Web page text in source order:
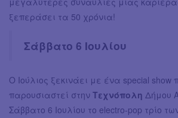
ξεπεράσει τα 50 χρόνια!
Σάββατο 6 Ιουλίου
Ο Ιούλιος ξεκινάει με ένα special show
παρουσιαστεί στην Τεχνόπολη Δήμου
Σάββατο 6 Ιουλίου το electro-pop τρίο